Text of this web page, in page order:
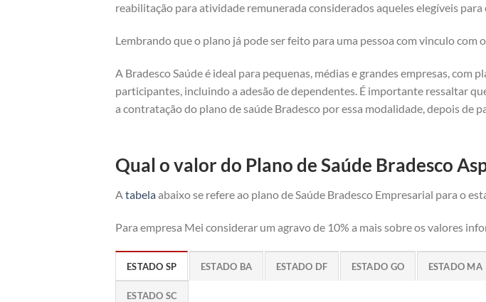
reabilitação para atividade remunerada considerados aqueles elegíveis
Lembrando que o plano já pode ser feito para uma pessoa com vinculo com
A Bradesco Saúde é ideal para pequenas, médias e grandes empresas, com
participantes, incluindo a adesão de dependentes. É importante ressaltar
a contratação do plano de saúde Bradesco por essa modalidade, depois de
Qual o valor do Plano de Saúde Bradesco
Atabelaabaixo se refere ao plano de Saúde Bradesco Empresarial para o
Para empresa Mei considerar um agravo de 10% a mais sobre os valores
ESTADO SP ESTADO BA ESTADO DF ESTADO GO ESTADO MA
ESTADO SC